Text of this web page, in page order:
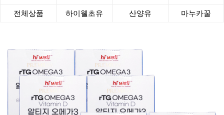
전체상품 하이웰초유 산양유 마누카꿀